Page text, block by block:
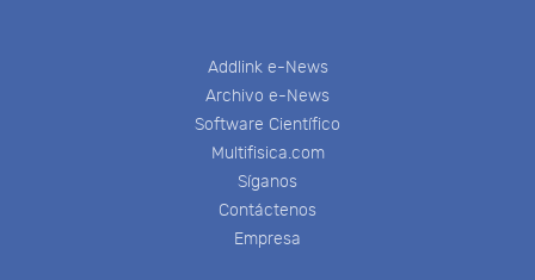
Addlink e-News
Archivo e-News
Software Científico
Multifisica.com
Síganos
Contáctenos
Empresa